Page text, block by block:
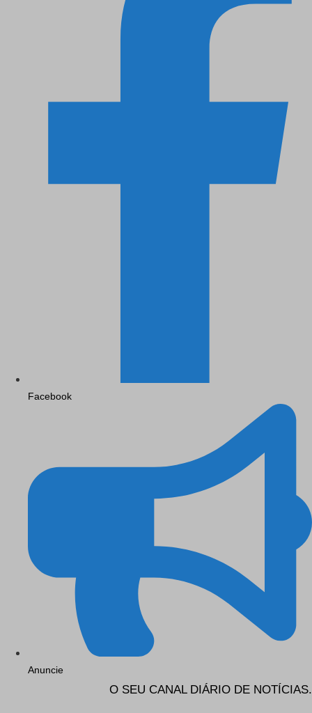
Facebook
Anuncie
O SEU CANAL DIÁRIO DE NOTÍCIAS.